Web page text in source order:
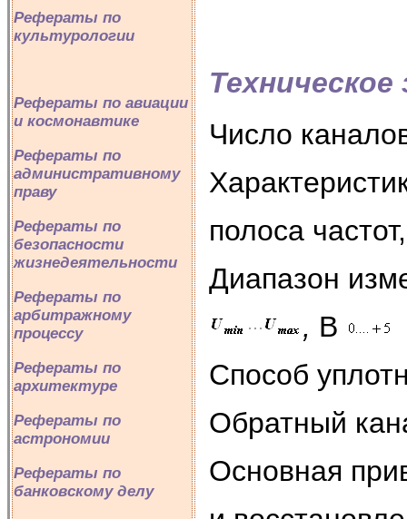
Рефераты по
культурологии
Рефераты по авиации
и космонавтике
Рефераты по
административному
праву
Рефераты по
безопасности
жизнедеятельности
Рефераты по
арбитражному
процессу
Рефераты по
архитектуре
Рефераты по
астрономии
Рефераты по
банковскому делу
Техническое
Число
полоса
Диапазон
, В
Способ
Обратный
Основная